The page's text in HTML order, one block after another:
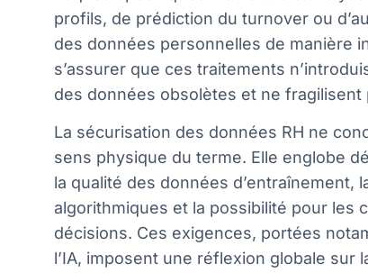
profils, de prédiction du turnover ou
des données personnelles de manière
s’assurer que ces traitements
des données obsolètes et ne
La sécurisation des données RH ne
sens physique du terme. Elle englobe
la qualité des données d’entraînement,
algorithmiques et la possibilité pour les
décisions. Ces exigences, portées
l’IA, imposent une réflexion globale sur